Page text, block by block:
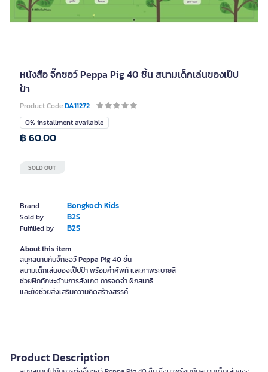
หนังสือ จิ๊กซอว์ Peppa Pig 40 ชิ้น สนามเด็กเล่นของเป๊ป
ป้า
Product CodeDA11272
Brand Bongkoch Kids
Sold by B2S
Fulfilled by B2S
0% installment available
SOLD OUT
฿ 60.00
About this item
สนุกสนานกับจิ๊กซอว์ Peppa Pig 40 ชิ้น
สนามเด็กเล่นของเป๊ปป้า พร้อมคำศัพท์ และภาพระบายสี
ช่วยฝึกทักษะด้านการสังเกต การจดจำ ฝึกสมาธิ
และยังช่วยส่งเสริมความคิดสร้างสรรค์
Product Description